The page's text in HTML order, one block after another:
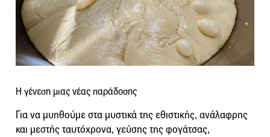
Η γένεση μιας νέας παράδοσης
Για να μυηθούμε στα μυστικά της εθιστικής, ανάλαφρης
και μεστής ταυτόχρονα, γεύσης της φογάτσας,